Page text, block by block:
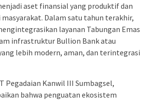
aset finansial yang produktif dan
Dalam satu tahun terakhir,
layanan Tabungan Emas
infrastruktur Bullion Bank atau
lebih modern, aman, dan terintegrasi
Pegadaian Kanwil III Sumbagsel,
bahwa penguatan ekosistem